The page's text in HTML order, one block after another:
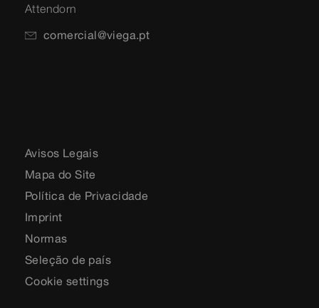
Attendorn
comercial@viega.pt
Avisos Legais
Mapa do Site
Política de Privacidade
Imprint
Normas
Seleção de país
Cookie settings